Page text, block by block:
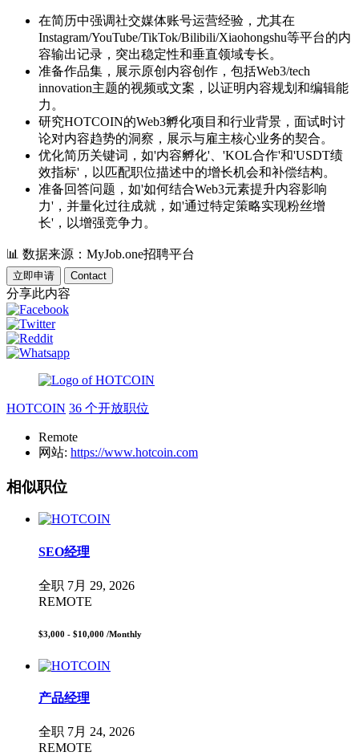
在简历中强调社交媒体账号运营经验，尤其在
Instagram/YouTube/TikTok/Bilibili/Xiaohongshu等平台的内
容输出记录，突出稳定性和垂直领域专长。
准备作品集，展示原创内容创作，包括Web3/tech
innovation主题的视频或文案，以证明内容规划和编辑能
力。
研究HOTCOIN的Web3孵化项目和行业背景，面试时讨
论对内容趋势的洞察，展示与雇主核心业务的契合。
优化简历关键词，如'内容孵化'、'KOL合作'和'USDT绩
效指标'，以匹配职位描述中的增长机会和补偿结构。
准备回答问题，如'如何结合Web3元素提升内容影响
力'，并量化过往成就，如'通过特定策略实现粉丝增
长'，以增强竞争力。
📊 数据来源：MyJob.one招聘平台
立即申请 Contact
分享此内容
HOTCOIN 36 个开放职位
Remote
网站: https://www.hotcoin.com
相似职位
SEO经理
全职 7月 29, 2026
REMOTE
$3,000 - $10,000 /Monthly
产品经理
全职 7月 24, 2026
REMOTE